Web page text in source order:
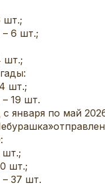
шт.;
6 шт.;
шт.;
шт.;
19 шт.
января по май
шт.;
шт.;
37 шт.